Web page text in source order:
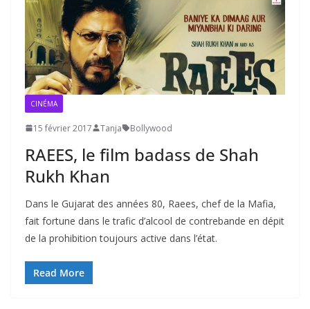
CINÉMA
15 février 2017 Tanja Bollywood
RAEES, le film badass de Shah
Rukh Khan
Dans le Gujarat des années 80, Raees, chef de la Mafia,
fait fortune dans le trafic d’alcool de contrebande en dépit
de la prohibition toujours active dans l’état.
Read More